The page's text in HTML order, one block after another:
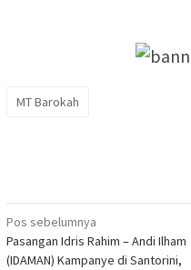
MT Barokah
Navigasi
pos
Pos sebelumnya
Pasangan Idris Rahim – Andi Ilham
(IDAMAN) Kampanye di Santorini,